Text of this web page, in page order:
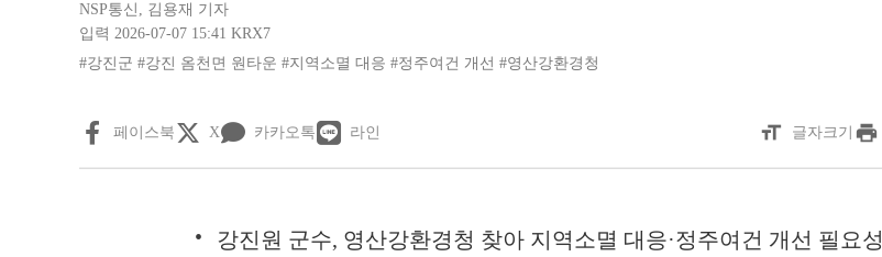
NSP통신 , 김용재 기자
입력 2026-07-07 15:41 KRX7
#강진군 #강진 옴천면 원타운 #지역소멸 대응 #정주여건 개선 #영산강환경청
페이스북 X 카카오톡 라인 format_size 글자크기 print
강진원 군수, 영산강환경청 찾아 지역소멸 대응·정주여건 개선 필요성